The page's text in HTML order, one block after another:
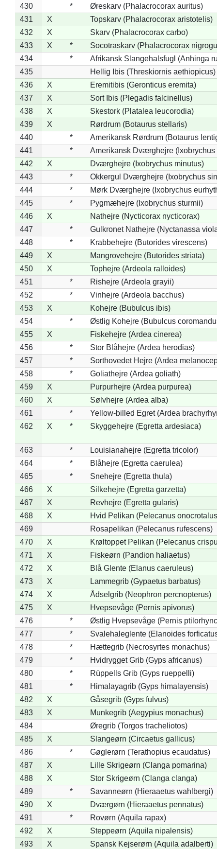
430
*
Øreskarv (Phalacrocorax auritus)
431
X
Topskarv (Phalacrocorax aristotelis)
432
X
Skarv (Phalacrocorax carbo)
433
X *
Socotraskarv (Phalacrocorax
434
*
Afrikansk Slangehalsfugl (Anhinga
435
Hellig Ibis (Threskiornis aethiopicus)
436
X
Eremitibis (Geronticus eremita)
437
X
Sort Ibis (Plegadis falcinellus)
438
X
Skestork (Platalea leucorodia)
439
X
Rørdrum (Botaurus stellaris)
440
*
Amerikansk Rørdrum (Botaurus
441
*
Amerikansk Dværghejre (Ixobrychus
442
X
Dværghejre (Ixobrychus minutus)
443
*
Okkergul Dværghejre (Ixobrychus
444
*
Mørk Dværghejre (Ixobrychus
445
*
Pygmæhejre (Ixobrychus sturmii)
446
X
Nathejre (Nycticorax nycticorax)
447
*
Gulkronet Nathejre (Nyctanassa
448
*
Krabbehejre (Butorides virescens)
449
X
Mangrovehejre (Butorides striata)
450
X
Tophejre (Ardeola ralloides)
451
*
Rishejre (Ardeola grayii)
452
*
Vinhejre (Ardeola bacchus)
453
X
Kohejre (Bubulcus ibis)
454
*
Østlig Kohejre (Bubulcus
455
X
Fiskehejre (Ardea cinerea)
456
*
Stor Blåhejre (Ardea herodias)
457
*
Sorthovedet Hejre (Ardea
458
*
Goliathejre (Ardea goliath)
459
X
Purpurhejre (Ardea purpurea)
460
X
Sølvhejre (Ardea alba)
461
*
Yellow-billed Egret (Ardea
462
X * Skyggehejre (Egretta ardesiaca)
463 *
Louisianahejre (Egretta tricolor)
464
*
Blåhejre (Egretta caerulea)
465
*
Snehejre (Egretta thula)
466
X
Silkehejre (Egretta garzetta)
467
X
Revhejre (Egretta gularis)
468
X
Hvid Pelikan (Pelecanus
469
Rosapelikan (Pelecanus rufescens)
470
X
Krøltoppet Pelikan (Pelecanus
471
X
Fiskeørn (Pandion haliaetus)
472
X
Blå Glente (Elanus caeruleus)
473
X
Lammegrib (Gypaetus barbatus)
474
X
Ådselgrib (Neophron percnopterus)
475
X
Hvepsevåge (Pernis apivorus)
476
*
Østlig Hvepsevåge (Pernis
477
*
Svalehaleglente (Elanoides
478
*
Hættegrib (Necrosyrtes monachus)
479
*
Hvidrygget Grib (Gyps africanus)
480
*
Rüppells Grib (Gyps rueppelli)
481
*
Himalayagrib (Gyps himalayensis)
482
X
Gåsegrib (Gyps fulvus)
483
X
Munkegrib (Aegypius monachus)
484
Øregrib (Torgos tracheliotos)
485
X
Slangeørn (Circaetus gallicus)
486
*
Gøglerørn (Terathopius ecaudatus)
487
X
Lille Skrigeørn (Clanga pomarina)
488
X
Stor Skrigeørn (Clanga clanga)
489
*
Savanneørn (Hieraaetus wahlbergi)
490
X
Dværgørn (Hieraaetus pennatus)
491
*
Rovørn (Aquila rapax)
492
X
Steppeørn (Aquila nipalensis)
493
X Spansk Kejserørn (Aquila adalberti)